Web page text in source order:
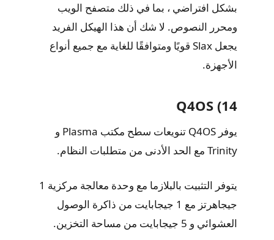
بشكل افتراضي ، بما في ذلك متصفح الويب
ومحرر النصوص. لا شك أن هذا الهيكل الفريد
يجعل Slax قويًا ومتوافقًا للغاية مع جميع أنواع
الأجهزة.
14) Q4OS
يوفر Q4OS تنويعات سطح مكتب Plasma و
Trinity مع الحد الأدنى من متطلبات النظام.
يتوفر التثبيت بالبلازما مع وحدة معالجة مركزية 1
جيجاهرتز مع 1 جيجابايت من ذاكرة الوصول
العشوائي و 5 جيجابايت من مساحة التخزين.